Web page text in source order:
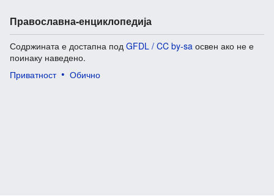
Православна-енциклопедија
Содржината е достапна под GFDL / CC by-sa освен ако не е
поинаку наведено.
Приватност
Обично